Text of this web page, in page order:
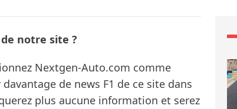
notre site ?
Nextgen-Auto.com comme
de news F1 de ce site dans
plus aucune information et serez